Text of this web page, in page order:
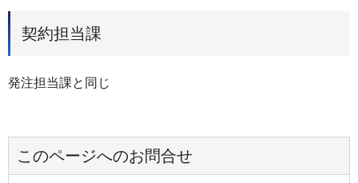
契約担当課
発注担当課と同じ
このページへのお問合せ